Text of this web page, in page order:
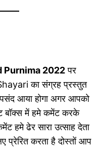
Purnima 2022पर
का संग्रह प्रस्तुत
आया होगा अगर आपको
बॉक्स में हमे कमेंट करके
हमे ढेर सारा उत्साह देता
करता है दोस्तों आप